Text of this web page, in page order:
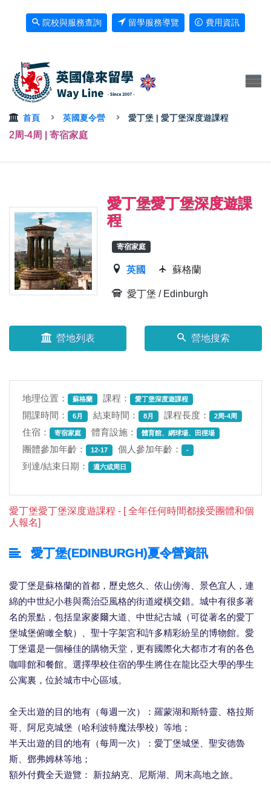
院校與服務查詢 留學服務導覽 費用資訊
首頁 英國夏令營 愛丁堡 | 愛丁堡深度遊課程
2周-4周 | 寄宿家庭
愛丁堡愛丁堡深度遊課
程
寄宿家庭
英國 蘇格蘭
愛丁堡 / Edinburgh
營地列表 營地搜索
地理位置： 蘇格蘭 課程： 愛丁堡深度遊課程
開課時間： 6月 結束時間： 8月 課程長度： 2周-4周
住宿： 寄宿家庭 體育設施： 體育館、網球場、田徑場
團體參加年齡： 12-17 個人參加年齡： -
到達/結束日期： 週六或周日
愛丁堡愛丁堡深度遊課程 - [ 全年任何時間都接受團體和個
人報名]
愛丁堡(EDINBURGH)夏令營資訊
愛丁堡是蘇格蘭的首都，歷史悠久、依山傍海、景色宜人，連
綿的中世紀小巷與喬治亞風格的街道縱橫交錯。城中有很多著
名的景點，包括皇家麥爾大道、中世紀古城（可從著名的愛丁
堡城堡俯瞰全貌）、聖十字架宮和許多精彩紛呈的博物館。愛
丁堡還是一個極佳的購物天堂，更有國際化大都市才有的各色
咖啡館和餐館。選擇學校住宿的學生將住在龍比亞大學的學生
公寓裏，位於城市中心區域。
全天出遊的目的地有（每週一次）：羅蒙湖和斯特靈、格拉斯
哥、阿尼克城堡（哈利波特魔法學校）等地；
半天出遊的目的地有（每周一次）：愛丁堡城堡、聖安德魯
斯、鄧弗姆林等地；
額外付費全天遊覽： 新拉納克、尼斯湖、周末高地之旅。